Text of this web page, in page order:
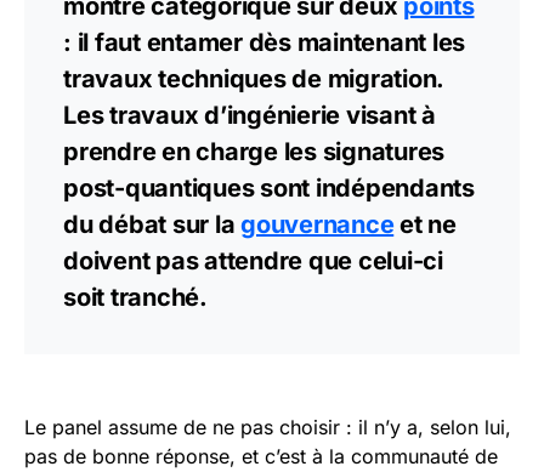
montre catégorique sur deux points
: il faut entamer dès maintenant les
travaux techniques de migration.
Les travaux d’ingénierie visant à
prendre en charge les signatures
post-quantiques sont indépendants
du débat sur la gouvernanceet ne
doivent pas attendre que celui-ci
soit tranché.
Le panel assume de ne pas choisir : il n’y a, selon lui,
pas de bonne réponse, et c’est à la communauté de